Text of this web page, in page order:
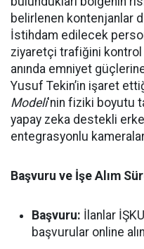
belirlenen kontenjanlar
İstihdam edilecek
ziyaretçi trafiğini kontrol
anında emniyet
Yusuf Tekin’in işaret
Modeli'nin fiziki boyutu
yapay zeka destekli
entegrasyonlu
Başvuru ve İşe Alım
Başvuru: İlanlar
başvurular online